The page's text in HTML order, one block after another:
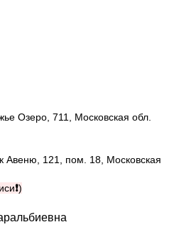
Озеро, 711, Московская обл.
Авеню, 121, пом. 18, Московская
❗)